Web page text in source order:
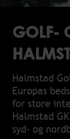
GOLF-
Halmstad
Europas
for store
Halmstad
syd- og